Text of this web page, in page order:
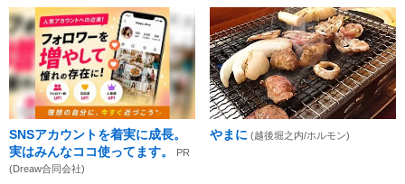
SNSアカウントを着実に成長。
実はみんなココ使ってます。
PR
(Dreaw合同会社)
やまに (越後堀之内/ホルモン)